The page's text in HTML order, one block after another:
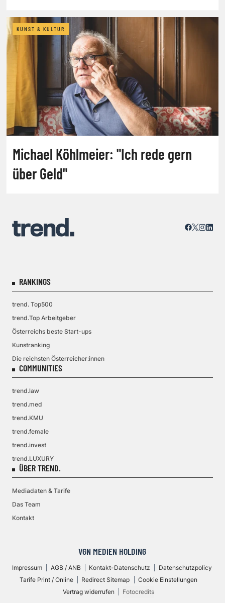
KUNST & KULTUR
Michael Köhlmeier: "Ich rede gern
über Geld"
RANKINGS
trend. Top500
trend.Top Arbeitgeber
Österreichs beste Start-ups
Kunstranking
Die reichsten Österreicher:innen
COMMUNITIES
trend.law
trend.med
trend.KMU
trend.female
trend.invest
trend.LUXURY
ÜBER TREND.
Mediadaten & Tarife
Das Team
Kontakt
VGN MEDIEN HOLDING
Impressum AGB / ANB Kontakt-Datenschutz
Datenschutzpolicy
Tarife Print / Online
Redirect Sitemap
Cookie Einstellungen
Vertrag widerrufen
Fotocredits